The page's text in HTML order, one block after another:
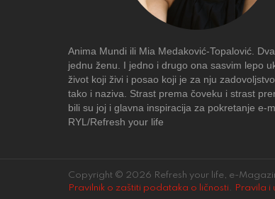
Anima Mundi ili Mia Medaković-Topalović.
jednu ženu. I jedno i drugo ona sasvim lepo
život koji živi i posao koji je za nju
tako i naziva. Strast prema čoveku i strast
bili su joj i glavna inspiracija za pokretanje e-
RYL/Refresh your life
Copyright © 2026 Refresh your life, e-
Pravilnik o zaštiti podataka o ličnosti . Pravila i